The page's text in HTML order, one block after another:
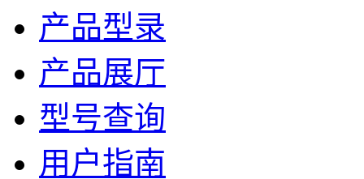
产品型录
产品展厅
型号查询
用户指南